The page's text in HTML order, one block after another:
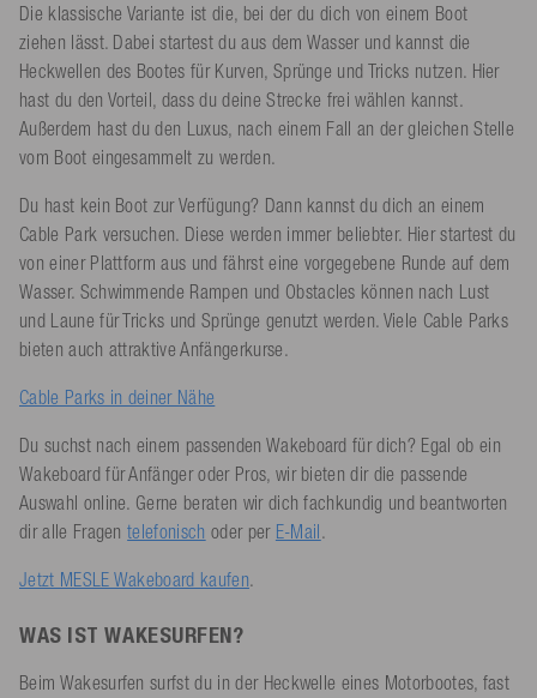
Die klassische Variante ist die, bei der du dich von einem Boot
ziehen lässt. Dabei startest du aus dem Wasser und kannst die
Heckwellen des Bootes für Kurven, Sprünge und Tricks nutzen. Hier
hast du den Vorteil, dass du deine Strecke frei wählen kannst.
Außerdem hast du den Luxus, nach einem Fall an der gleichen Stelle
vom Boot eingesammelt zu werden.
Du hast kein Boot zur Verfügung? Dann kannst du dich an einem
Cable Park versuchen. Diese werden immer beliebter. Hier startest du
von einer Plattform aus und fährst eine vorgegebene Runde auf dem
Wasser. Schwimmende Rampen und Obstacles können nach Lust
und Laune für Tricks und Sprünge genutzt werden. Viele Cable Parks
bieten auch attraktive Anfängerkurse.
Cable Parks in deiner Nähe
Du suchst nach einem passenden Wakeboard für dich? Egal ob ein
Wakeboard für Anfänger oder Pros, wir bieten dir die passende
Auswahl online. Gerne beraten wir dich fachkundig und beantworten
dir alle Fragentelefonisch oder per E-Mail.
Jetzt MESLE Wakeboard kaufen.
WAS IST WAKESURFEN?
Beim Wakesurfen surfst du in der Heckwelle eines Motorbootes, fast